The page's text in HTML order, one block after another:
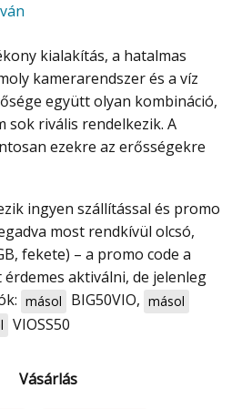
kialakítás, a hatalmas
kamerarendszer és a víz
együtt olyan kombináció,
sok rivális rendelkezik. A
ezekre az erősségekre
most rendkívül olcsó,
fekete) – a promo code a
aktiválni, de jelenleg
másol BIG50VIO, másol
VIOSS50
Vásárlás